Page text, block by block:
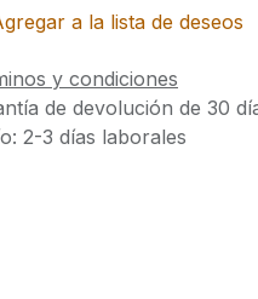
a la lista de deseos
y condiciones
de devolución de 30
2-3 días laborales